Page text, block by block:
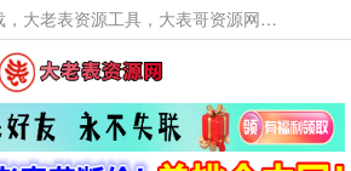
本网站提供资源工具下载，大老表资源工具，大表哥资源网软件工具，大老表资源下载，活动线报福利资源分享,活动线报，大型网游经典游戏，网络热门技术游戏辅助交流与分享。